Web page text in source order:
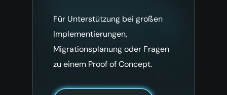
Für Unterstützung bei großen
Implementierungen,
Migrationsplanung oder Fragen
zu einem Proof of Concept.